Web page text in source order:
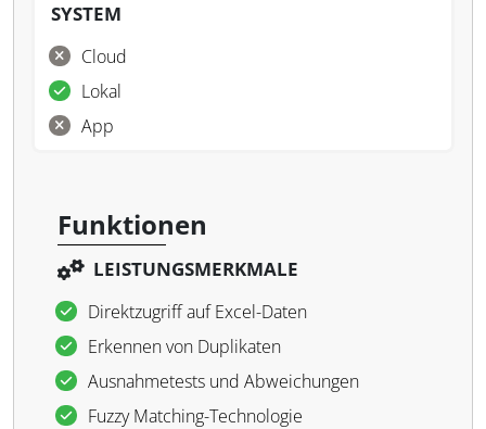
SYSTEM
Cloud
Lokal
App
Funktionen
LEISTUNGSMERKMALE
Direktzugriff auf Excel-Daten
Erkennen von Duplikaten
Ausnahmetests und Abweichungen
Fuzzy Matching-Technologie